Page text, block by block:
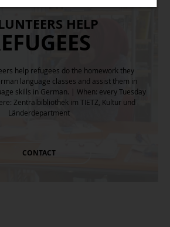
HELP
help refugees do the homework they
language classes and assist them in
skills in German. | When: every Tuesday
Zentralbibliothek im TIETZ, Kultur und
Länderdepartment
CONTACT